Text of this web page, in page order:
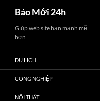
Chuyển
nội
dung
Báo Mới 24h
kiếm
Giúp web site bạn mạnh mẽ
hơn
DU LỊCH
CÔNG NGHIỆP
NỘI THẤT